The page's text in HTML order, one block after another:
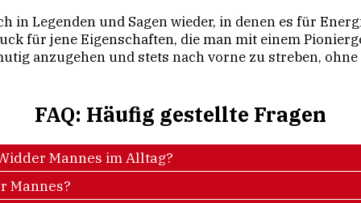
in Legenden und Sagen wieder, in denen es für
für jene Eigenschaften, die man mit einem
anzugehen und stets nach vorne zu streben,
FAQ: Häufig gestellte Fragen
Mannes im Alltag?
Mannes?